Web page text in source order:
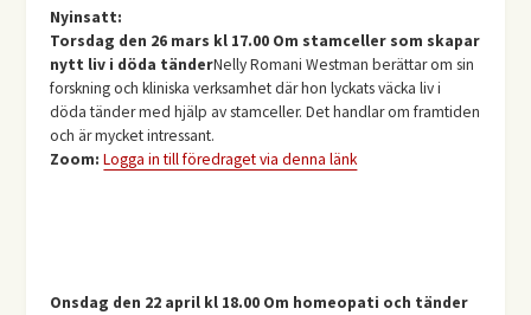
Nyinsatt:
Torsdag den 26 mars kl 17.00 Om stamceller som skapar
nytt liv i döda tänderNelly Romani Westman berättar om sin
forskning och kliniska verksamhet där hon lyckats väcka liv i
döda tänder med hjälp av stamceller. Det handlar om framtiden
och är mycket intressant.
Zoom:Logga in till föredraget via denna länk
Onsdag den 22 april kl 18.00 Om homeopati och tänder